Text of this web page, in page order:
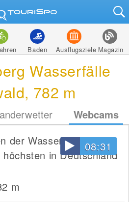
Baden Ausflugsziele Magazin
Wasserfälle
782 m
Webcams
08:31
der Wasserfälle in
in Deutschland
m